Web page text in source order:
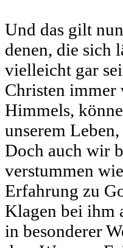
Und das gilt
denen, die sich
vielleicht gar
Christen immer
Himmels,
unserem
Doch auch wir
verstummen
Erfahrung zu
Klagen bei ihm
in besonderer